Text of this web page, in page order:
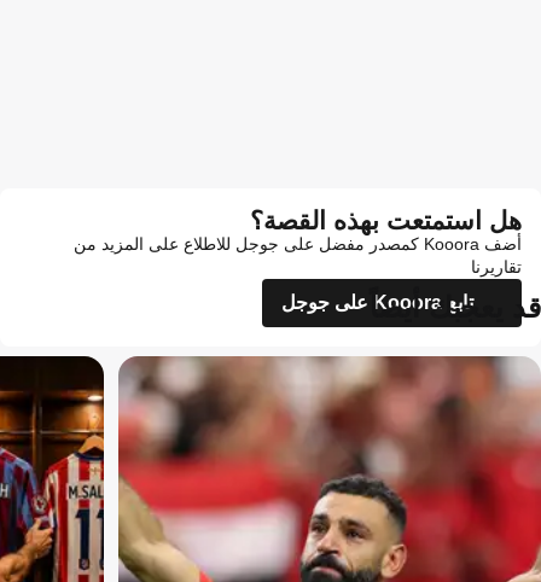
هل استمتعت بهذه القصة؟
أضف Kooora كمصدر مفضل على جوجل للاطلاع على المزيد من
تقاريرنا
تابع Kooora على جوجل
قد يعجبك أيضاً